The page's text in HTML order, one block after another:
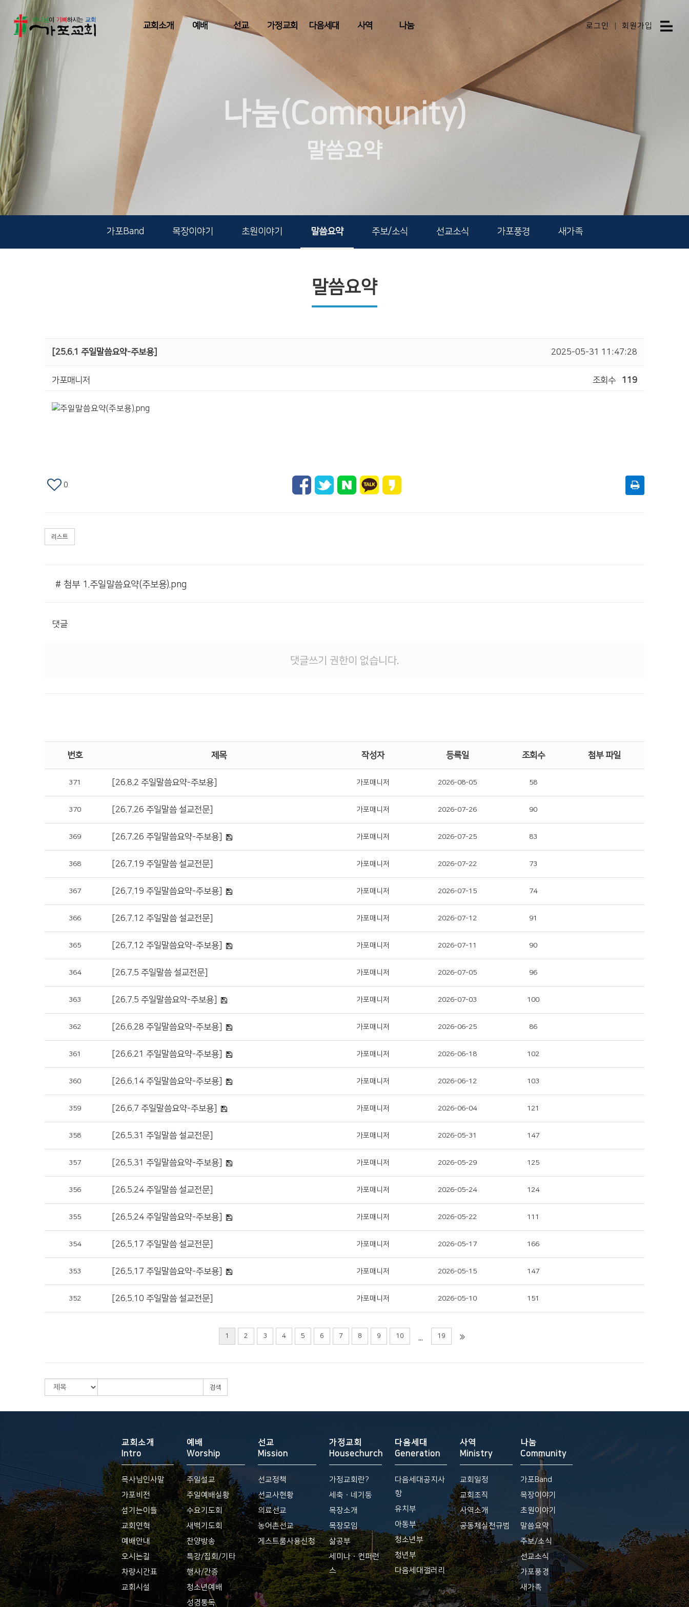
교회소개 예배 선교 가정교회 다음세대 사역 나눔 로그인 회원가입
나눔(Community)
말씀요약
가포Band 목장이야기 초원이야기 말씀요약 주보/소식 선교소식 가포풍경 새가족
말씀요약
[25.6.1 주일말씀요약-주보용] 2025-05-31 11:47:28
가포매니저 조회수 119
0
리스트
# 첨부 1.주일말씀요약(주보용).png
댓글
댓글쓰기 권한이 없습니다.
번호 제목 작성자 등록일 조회수 첨부 파일
371 [26.8.2 주일말씀요약-주보용] 가포매니저 2026-08-05 58
370 [26.7.26 주일말씀 설교전문] 가포매니저 2026-07-26 90
369 [26.7.26 주일말씀요약-주보용] 가포매니저 2026-07-25 83
368 [26.7.19 주일말씀 설교전문] 가포매니저 2026-07-22 73
367 [26.7.19 주일말씀요약-주보용] 가포매니저 2026-07-15 74
366 [26.7.12 주일말씀 설교전문] 가포매니저 2026-07-12 91
365 [26.7.12 주일말씀요약-주보용] 가포매니저 2026-07-11 90
364 [26.7.5 주일말씀 설교전문] 가포매니저 2026-07-05 96
363 [26.7.5 주일말씀요약-주보용] 가포매니저 2026-07-03 100
362 [26.6.28 주일말씀요약-주보용] 가포매니저 2026-06-25 86
361 [26.6.21 주일말씀요약-주보용] 가포매니저 2026-06-18 102
360 [26.6.14 주일말씀요약-주보용] 가포매니저 2026-06-12 103
359 [26.6.7 주일말씀요약-주보용] 가포매니저 2026-06-04 121
358 [26.5.31 주일말씀 설교전문] 가포매니저 2026-05-31 147
357 [26.5.31 주일말씀요약-주보용] 가포매니저 2026-05-29 125
356 [26.5.24 주일말씀 설교전문] 가포매니저 2026-05-24 124
355 [26.5.24 주일말씀요약-주보용] 가포매니저 2026-05-22 111
354 [26.5.17 주일말씀 설교전문] 가포매니저 2026-05-17 166
353 [26.5.17 주일말씀요약-주보용] 가포매니저 2026-05-15 147
352 [26.5.10 주일말씀 설교전문] 가포매니저 2026-05-10 151
1 2 3 4 5 6 7 8 9 10 ... 19
검색
교회소개
Intro
목사님인사말
가포비전
섬기는이들
교회연혁
예배안내
오시는길
차량시간표
교회시설
예배
Worship
주일설교
주일예배실황
수요기도회
새벽기도회
찬양방송
특강/집회/기타
행사/간증
청소년예배
성경통독
선교
Mission
선교정책
선교사현황
의료선교
농어촌선교
게스트룸사용신청
가정교회
Housechurch
가정교회란?
세축ㆍ네기둥
목장소개
목장모임
삶공부
세미나ㆍ컨퍼런
스
다음세대
Generation
다음세대공지사
항
유치부
아동부
청소년부
청년부
다음세대갤러리
사역
Ministry
교회일정
교회조직
사역소개
공동체실천규범
나눔
Community
가포Band
목장이야기
초원이야기
말씀요약
주보/소식
선교소식
가포풍경
새가족